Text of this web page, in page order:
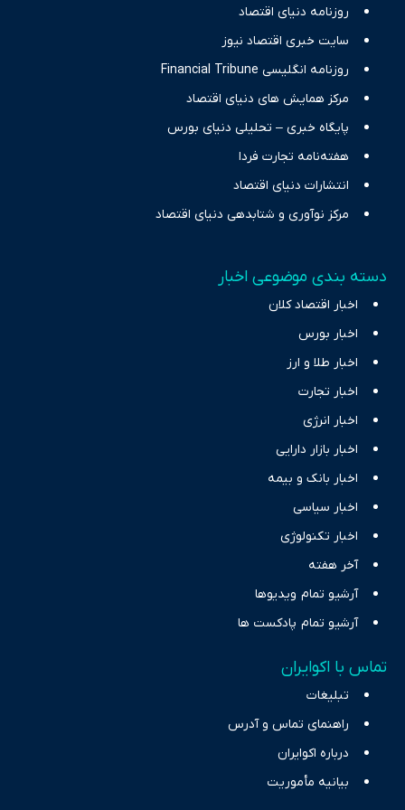
حرفه‌ای و روزآمد پوشش می‌دهیم.
روزنامه دنیای اقتصاد
سایت خبری اقتصاد نیوز
روزنامه انگلیسی Financial Tribune
مرکز همایش های دنیای اقتصاد
پایگاه خبری – تحلیلی دنیای بورس
هفته‌نامه تجارت فردا
انتشارات دنیای اقتصاد
مرکز نوآوری و شتابدهی دنیای اقتصاد
دسته بندی موضوعی اخبار
اخبار اقتصاد کلان
اخبار بورس
اخبار طلا و ارز
اخبار تجارت
اخبار انرژی
اخبار بازار دارایی
اخبار بانک و بیمه
اخبار سیاسی
اخبار تکنولوژی
آخر هفته
آرشیو تمام ویدیوها
آرشیو تمام پادکست ها
تماس با اکوایران
تبلیغات
راهنمای تماس و آدرس
درباره اکوایران
بیانیه مأموریت